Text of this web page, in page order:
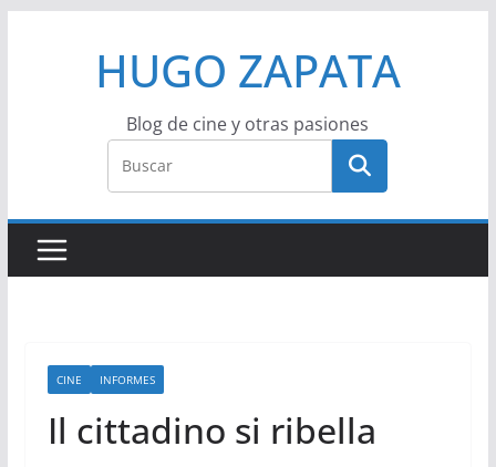
HUGO ZAPATA
Blog de cine y otras pasiones
CINE INFORMES
Il cittadino si ribella